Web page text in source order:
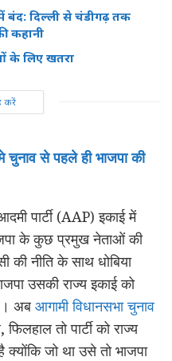
बंद: दिल्ली से चंडीगढ़ तक
कहानी
के लिए खतरा
करें
से पहले ही भाजपा की
पार्टी (AAP) इकाई में
के कुछ प्रमुख नेताओं की
की नीति के साथ धोबिया
उसकी राज्य इकाई को
अब आगामी विधानसभा चुनाव
तो पार्टी को राज्य
जो था उसे तो भाजपा